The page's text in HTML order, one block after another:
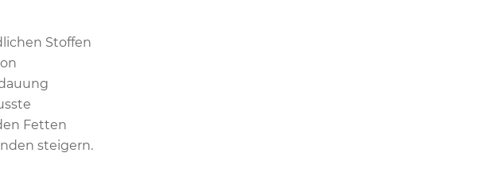
Stoffen
Fetten
steigern.